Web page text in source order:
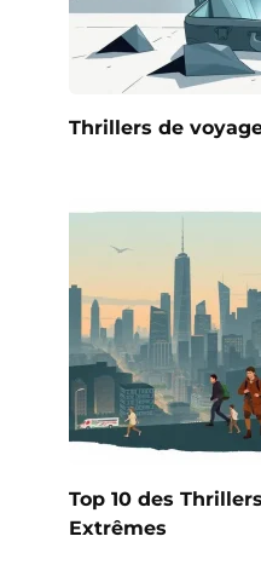
Thrillers de
Top 10 des
Extrêmes